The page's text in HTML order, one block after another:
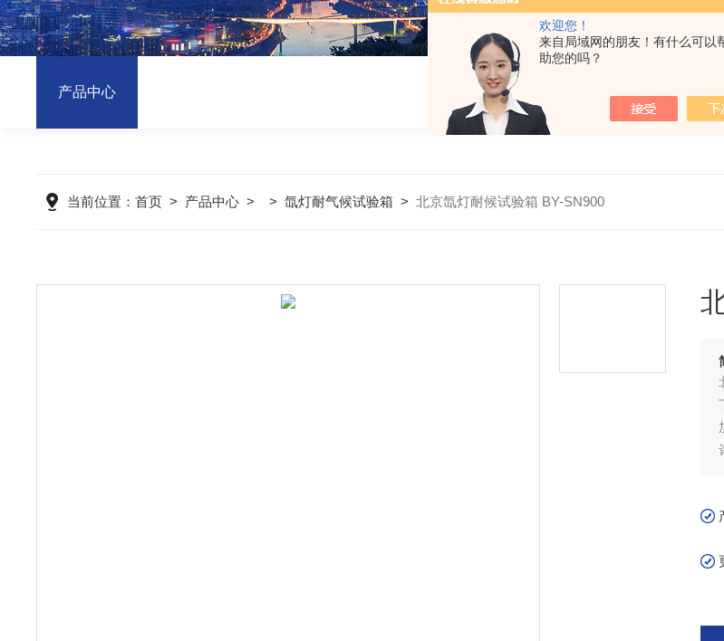
欢迎您！
来自局域网的朋友！有什么可以
助您的吗？
产品中心
当前位置：首页 > 产品中心 > >氙灯耐气候试验箱 >北京氙灯耐候试验箱 BY-SN900